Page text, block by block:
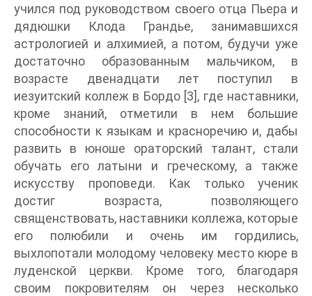
учился под руководством своего отца Пьера и
дядюшки Клода Грандье, занимавшихся
астрологией и алхимией, а потом, будучи уже
достаточно образованным мальчиком, в
возрасте двенадцати лет поступил в
иезуитский коллеж в Бордо [3], где наставники,
кроме знаний, отметили в нем большие
способности к языкам и красноречию и, дабы
развить в юноше ораторский талант, стали
обучать его латыни и греческому, а также
искусству проповеди. Как только ученик
достиг возраста, позволяющего
священствовать, наставники коллежа, которые
его полюбили и очень им гордились,
выхлопотали молодому человеку место кюре в
луденской церкви. Кроме того, благодаря
своим покровителям он через несколько